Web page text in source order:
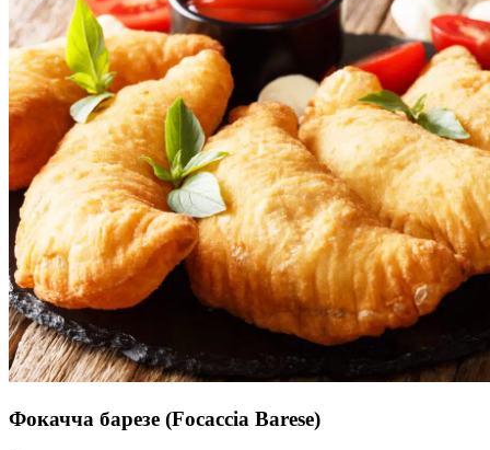
Фокачча барезе (Focaccia Barese)